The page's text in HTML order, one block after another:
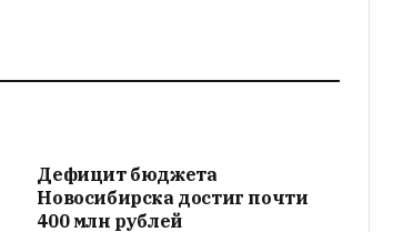
Дефицит бюджета
Новосибирска достиг почти
400 млн рублей